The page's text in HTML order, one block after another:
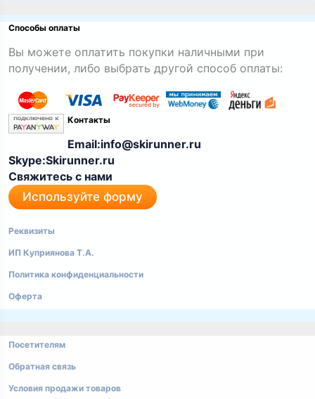
Способы оплаты
Вы можете оплатить покупки наличными при
получении, либо выбрать другой способ оплаты:
Контакты
Email:info@skirunner.ru
Skype:Skirunner.ru
Свяжитесь с нами
Используйте форму
Реквизиты
ИП Куприянова Т.А.
Политика конфиденциальности
Оферта
Посетителям
Обратная связь
Условия продажи товаров